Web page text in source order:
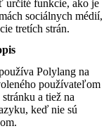
určité funkcie, ako je
sociálnych médií,
tretích strán.
Polylang na
používateľom
a tiež na
keď nie sú